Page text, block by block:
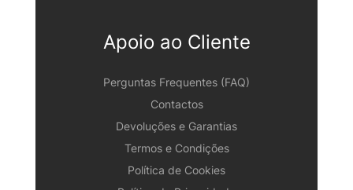
Apoio ao Cliente
Perguntas Frequentes (FAQ)
Contactos
Devoluções e Garantias
Termos e Condições
Política de Cookies